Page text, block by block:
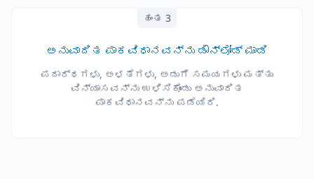
ಹಂತ 3
ಅನುವಾದಿತ ಪಾಕವಿಧಾನವನ್ನು ಡೌನ್‌ಲೋಡ್ ಮಾಡಿ
ಪದಾರ್ಥಗಳು, ಅಳತೆಗಳು, ಅಡುಗೆ ಸಮಯಗಳು ಮತ್ತು
ವಿನ್ಯಾಸವನ್ನು ಉಳಿಸಿಕೊಂಡು ಅನುವಾದಿತ
ಪಾಕವಿಧಾನವನ್ನು ಪಡೆಯಿರಿ.